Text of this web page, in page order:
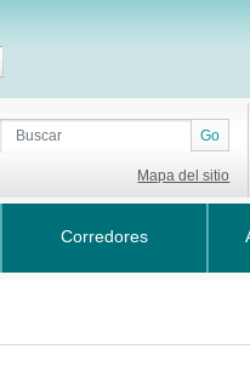
Go
Mapa del sitio
Corredores